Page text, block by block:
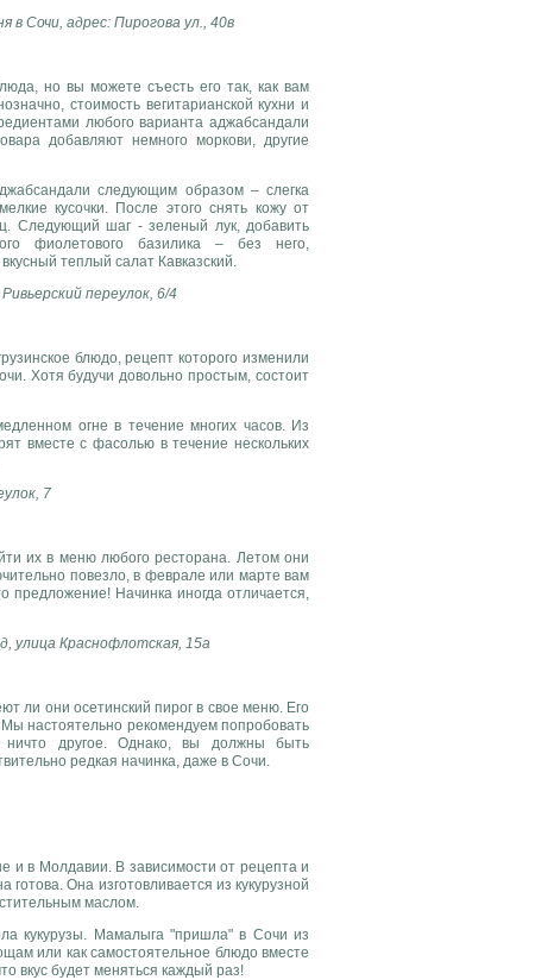
в Сочи, адрес: Пирогова ул., 40в
но вы можете съесть его так, как вам
стоимость вегитарианской кухни и
любого варианта аджабсандали
добавляют немного моркови, другие
следующим образом – слегка
кусочки. После этого снять кожу от
Следующий шаг - зеленый лук, добавить
фиолетового базилика – без него,
теплый салат Кавказский.
переулок, 6/4
блюдо, рецепт которого изменили
Хотя будучи довольно простым, состоит
огне в течение многих часов. Из
вместе с фасолью в течение нескольких
7
их в меню любого ресторана. Летом они
повезло, в феврале или марте вам
Начинка иногда отличается,
улица Краснофлотская, 15а
ли они осетинский пирог в свое меню. Его
настоятельно рекомендуем попробовать
ничто другое. Однако, вы должны быть
редкая начинка, даже в Сочи.
и в Молдавии. В зависимости от рецепта и
Она изготовливается из кукурузной
маслом.
кукурузы. Мамалыга "пришла" в Сочи из
или как самостоятельное блюдо вместе
вкус будет меняться каждый раз!